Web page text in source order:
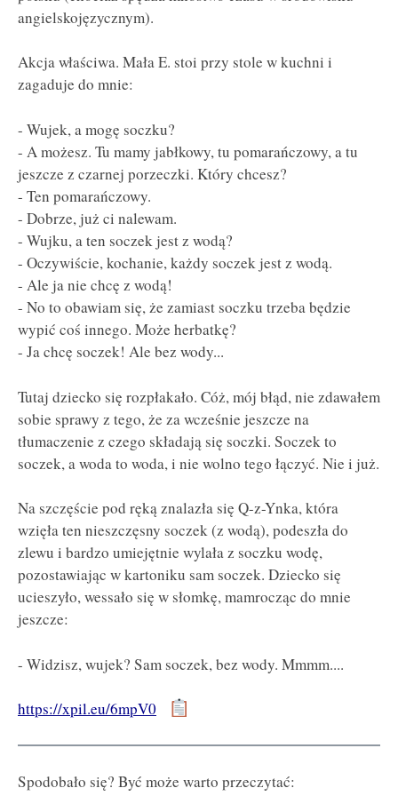
angielskojęzycznym).
Akcja właściwa. Mała E. stoi przy stole w kuchni i
zagaduje do mnie:
- Wujek, a mogę soczku?
- A możesz. Tu mamy jabłkowy, tu pomarańczowy, a tu
jeszcze z czarnej porzeczki. Który chcesz?
- Ten pomarańczowy.
- Dobrze, już ci nalewam.
- Wujku, a ten soczek jest z wodą?
- Oczywiście, kochanie, każdy soczek jest z wodą.
- Ale ja nie chcę z wodą!
- No to obawiam się, że zamiast soczku trzeba będzie
wypić coś innego. Może herbatkę?
- Ja chcę soczek! Ale bez wody...
Tutaj dziecko się rozpłakało. Cóż, mój błąd, nie zdawałem
sobie sprawy z tego, że za wcześnie jeszcze na
tłumaczenie z czego składają się soczki. Soczek to
soczek, a woda to woda, i nie wolno tego łączyć. Nie i już.
Na szczęście pod ręką znalazła się Q-z-Ynka, która
wzięła ten nieszczęsny soczek (z wodą), podeszła do
zlewu i bardzo umiejętnie wylała z soczku wodę,
pozostawiając w kartoniku sam soczek. Dziecko się
ucieszyło, wessało się w słomkę, mamrocząc do mnie
jeszcze:
- Widzisz, wujek? Sam soczek, bez wody. Mmmm....
https://xpil.eu/6mpV0
Spodobało się? Być może warto przeczytać: